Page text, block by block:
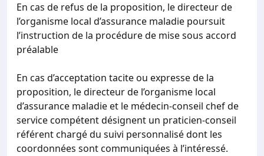
En cas de refus de la proposition, le directeur de
l’organisme local d’assurance maladie poursuit
l’instruction de la procédure de mise sous accord
préalable
En cas d’acceptation tacite ou expresse de la
proposition, le directeur de l’organisme local
d’assurance maladie et le médecin-conseil chef de
service compétent désignent un praticien-conseil
référent chargé du suivi personnalisé dont les
coordonnées sont communiquées à l’intéressé.